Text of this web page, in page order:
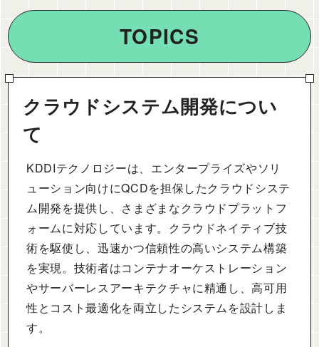
TOPICS
クラウドシステム開発につい
て
KDDIテクノロジーは、エンタープライズやソリ
ューション向けにQCDを担保したクラウドシステ
ム開発を提供し、さまざまなクラウドプラットフ
ォームに対応しています。クラウドネイティブ技
術を駆使し、迅速かつ信頼性の高いシステム構築
を実現。技術者はコンテナオーケストレーション
やサーバーレスアーキテクチャに精通し、高可用
性とコスト最適化を両立したシステムを設計しま
す。